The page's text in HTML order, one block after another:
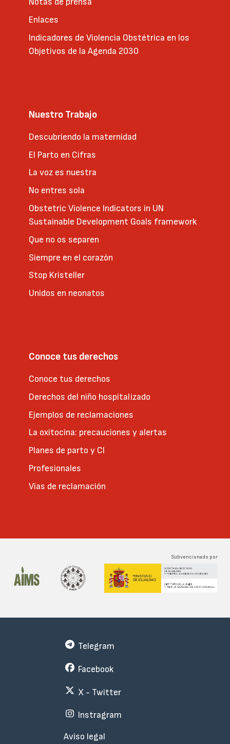
Enlaces
Indicadores de Violencia Obstétrica en los
Objetivos de la Agenda 2030
Nuestro Trabajo
Descubriendo la maternidad
El Parto en Cifras
La voz es nuestra
No entres sola
Obstetric Violence Indicators in UN
Sustainable Development Goals framework
Que no os separen
Siempre en el corazón
Stop Kristeller
Unidos en neonatos
Conoce tus derechos
Conoce tus derechos
Derechos del niño hospitalizado
Ejemplos de reclamaciones
La oxitocina: precauciones y alertas
Planes de parto y CI
Profesionales
Vías de reclamación
Subvencionado por
Telegram
Facebook
X - Twitter
Instragram
Aviso legal